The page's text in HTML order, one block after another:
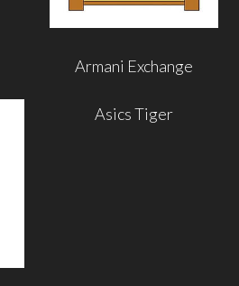
Armani Exchange
Asics Tiger